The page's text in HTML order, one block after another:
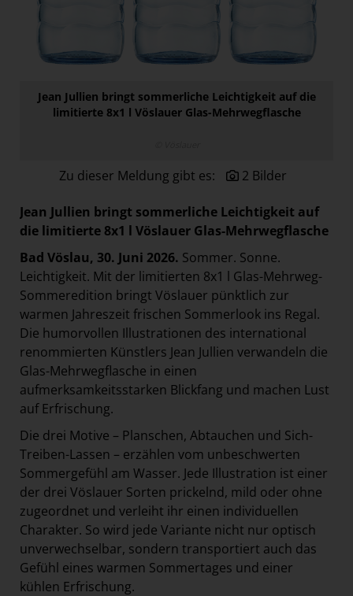
Paradies Garten
section.d
Swiss Life Select
The Companion
Unibail-Rodamco-Westfield
NMK
MEDIA
KONTAKT
Jean Jullien bringt sommerliche Leichtigkeit auf die
limitierte 8x1 l Vöslauer Glas-Mehrwegflasche
Zu dieser Meldung gibt es: 2 Bilder
Jean Jullien bringt sommerliche Leichtigkeit auf
die limitierte 8x1 l Vöslauer Glas-Mehrwegflasche
Bad Vöslau, 30. Juni 2026. Sommer. Sonne.
Leichtigkeit. Mit der limitierten 8x1 l Glas-Mehrweg-
Sommeredition bringt Vöslauer pünktlich zur
warmen Jahreszeit frischen Sommerlook ins Regal.
Die humorvollen Illustrationen des international
renommierten Künstlers Jean Jullien verwandeln die
Glas-Mehrwegflasche in einen
aufmerksamkeitsstarken Blickfang und machen Lust
auf Erfrischung.
Die drei Motive – Planschen, Abtauchen und Sich-
Treiben-Lassen – erzählen vom unbeschwerten
Sommergefühl am Wasser. Jede Illustration ist einer
der drei Vöslauer Sorten prickelnd, mild oder ohne
zugeordnet und verleiht ihr einen individuellen
Charakter. So wird jede Variante nicht nur optisch
unverwechselbar, sondern transportiert auch das
Gefühl eines warmen Sommertages und einer
kühlen Erfrischung.